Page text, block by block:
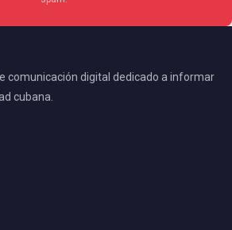
comunicación digital dedicado a informar
cubana.